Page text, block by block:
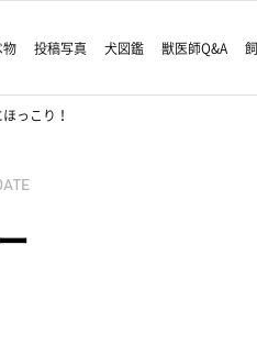
物 投稿写真 犬図鑑 獣医師Q&A
っこり！